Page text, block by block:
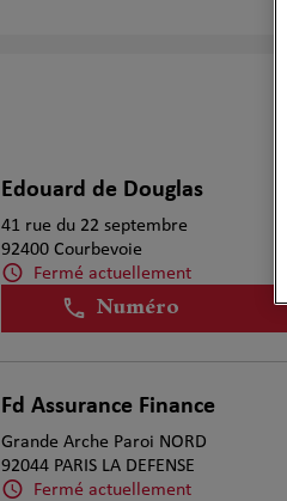
Edouard de Douglas
41 rue du 22 septembre
92400 Courbevoie
Fermé actuellement
Numéro
Fd Assurance Finance
Grande Arche Paroi NORD
92044 PARIS LA DEFENSE
Fermé actuellement